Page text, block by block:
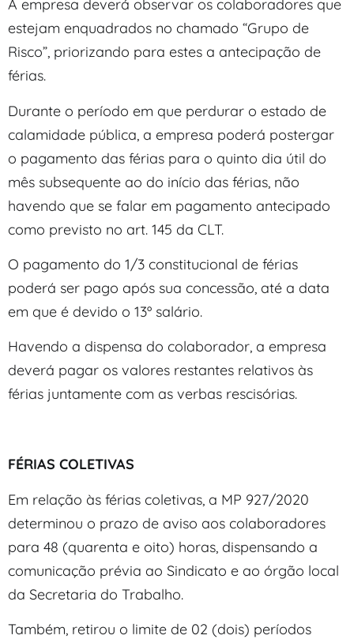
A empresa deverá observar os colaboradores que
estejam enquadrados no chamado “Grupo de
Risco”, priorizando para estes a antecipação de
férias.
Durante o período em que perdurar o estado de
calamidade pública, a empresa poderá postergar
o pagamento das férias para o quinto dia útil do
mês subsequente ao do início das férias, não
havendo que se falar em pagamento antecipado
como previsto no art. 145 da CLT.
O pagamento do 1/3 constitucional de férias
poderá ser pago após sua concessão, até a data
em que é devido o 13º salário.
Havendo a dispensa do colaborador, a empresa
deverá pagar os valores restantes relativos às
férias juntamente com as verbas rescisórias.
FÉRIAS COLETIVAS
Em relação às férias coletivas, a MP 927/2020
determinou o prazo de aviso aos colaboradores
para 48 (quarenta e oito) horas, dispensando a
comunicação prévia ao Sindicato e ao órgão local
da Secretaria do Trabalho.
Também, retirou o limite de 02 (dois) períodos